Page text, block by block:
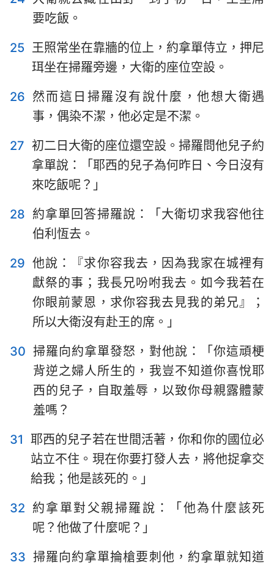
4 5 6
8
9 10 11 12 13
22
23 24 25 26
要吃飯。
25 王照常坐在靠牆的位上，約拿單侍立，押尼
珥坐在掃羅旁邊，大衛的座位空設。
26 然而這日掃羅沒有說什麼，他想大衛遇
事，偶染不潔，他必定是不潔。
27 初二日大衛的座位還空設。掃羅問他兒子約
拿單說：「耶西的兒子為何昨日、今日沒有
來吃飯呢？」
28 約拿單回答掃羅說：「大衛切求我容他往
伯利恆去。
29 他說：『求你容我去，因為我家在城裡有
獻祭的事；我長兄吩咐我去。如今我若在
你眼前蒙恩，求你容我去見我的弟兄』；
所以大衛沒有赴王的席。」
30 掃羅向約拿單發怒，對他說：「你這頑梗
背逆之婦人所生的，我豈不知道你喜悅耶
西的兒子，自取羞辱，以致你母親露體蒙
羞嗎？
31 耶西的兒子若在世間活著，你和你的國位必
站立不住。現在你要打發人去，將他捉拿交
給我；他是該死的。」
32 約拿單對父親掃羅說：「他為什麼該死
呢？他做了什麼呢？」
33 掃羅向約拿單掄槍要刺他，約拿單就知道